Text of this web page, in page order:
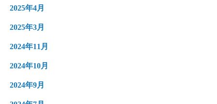
2025年4月
2025年3月
2024年11月
2024年10月
2024年9月